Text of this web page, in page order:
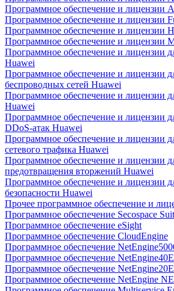
Программное обеспечение и лицензии
Программное обеспечение и лицензии
Программное обеспечение и лицензии
Программное обеспечение и лицензии
Программное обеспечение и лицензии
Huawei
Программное обеспечение и лицензии
беспроводных сетей Huawei
Программное обеспечение и лицензии
Huawei
Программное обеспечение и лицензии
DDoS-атак Huawei
Программное обеспечение и лицензии
сетевого трафика Huawei
Программное обеспечение и лицензии
предотвращения вторжений Huawei
Программное обеспечение и лицензии
безопасности Huawei
Прочее программное обеспечение и
Программное обеспечение Secospace
Программное обеспечение eSight
Программное обеспечение CloudEngine
Программное обеспечение
Программное обеспечение
Программное обеспечение NetEngine20E
Программное обеспечение NetEngine